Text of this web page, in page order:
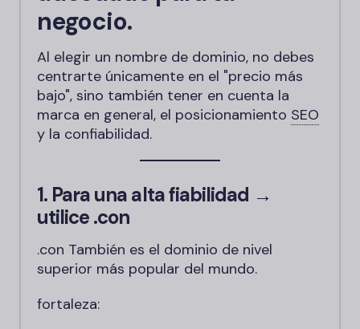
negocio.
Al elegir un nombre de dominio, no debes
centrarte únicamente en el "precio más
bajo", sino también tener en cuenta la
marca en general, el posicionamiento SEO
y la confiabilidad.
1. Para una alta fiabilidad →
utilice.con
.con También es el dominio de nivel
superior más popular del mundo.
fortaleza: